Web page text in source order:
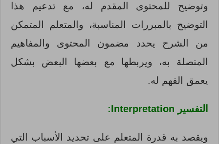
وتوضيح للمحتوى المقدم له، مع تدعيم هذا
التوضيح بالمبررات المناسبة، والمتعلم المتمكن
من الشرح يحدد مضمون المحتوى والمفاهيم
المتصلة به، ويربطها مع بعضها البعض بشكل
يعمق الفهم له.
التفسير Interpretation:
ويقصد به قدرة المتعلم على تحديد الأسباب التي